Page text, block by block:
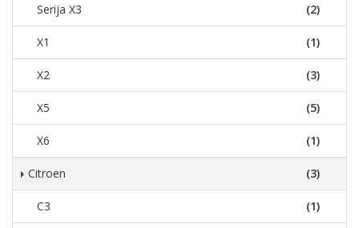
Serija X3 (2)
X1 (1)
X2 (3)
X5 (5)
X6 (1)
Citroen (3)
C3 (1)